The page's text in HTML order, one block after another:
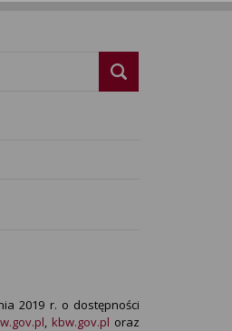
2019 r. o dostępności
, kbw.gov.pl oraz